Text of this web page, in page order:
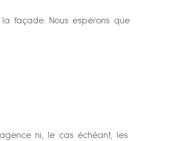
façade. Nous espérons que
ni, le cas échéant, les